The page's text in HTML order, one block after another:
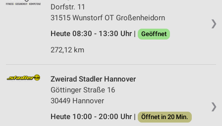
❯
Dorfstr. 11
31515 Wunstorf OT Großenheidorn
Heute 08:30 - 13:30 Uhr |
Geöffnet
272,12 km
❯
Zweirad Stadler Hannover
Göttinger Straße 16
30449 Hannover
Heute 10:00 - 20:00 Uhr |
Öffnet in 20 Min.